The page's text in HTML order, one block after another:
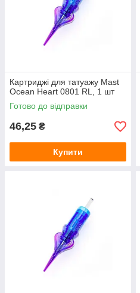
Картриджі для татуажу Mast
Ocean Heart 0801 RL, 1 шт
Готово до відправки
46,25 ₴
Купити